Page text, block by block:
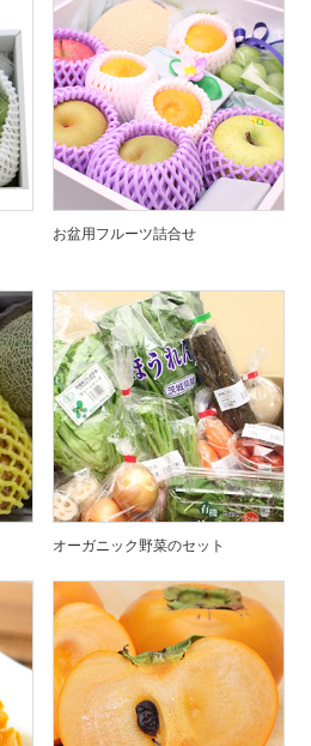
お盆用フルーツ詰合せ
オーガニック野菜のセット